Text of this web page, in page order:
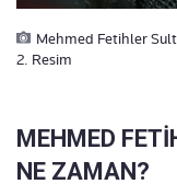
Mehmed Fetihler
2. Resim
MEHMED
NE ZAMAN?